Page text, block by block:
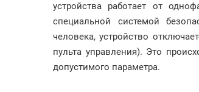
устройства работает от
специальной системой
человека, устройство
пульта управления). Это
допустимого параметра.